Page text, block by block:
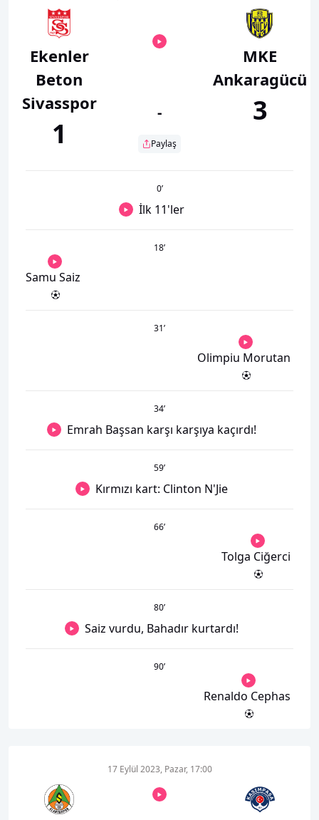
Ekenler
Beton
Sivasspor
1
-
Paylaş
MKE
Ankaragücü
3
0’
İlk 11'ler
18’
Samu Saiz
31’
Olimpiu Morutan
34’
Emrah Başsan karşı karşıya kaçırdı!
59’
Kırmızı kart: Clinton N'Jie
66’
Tolga Ciğerci
80’
Saiz vurdu, Bahadır kurtardı!
90’
Renaldo Cephas
17 Eylül 2023, Pazar, 17:00